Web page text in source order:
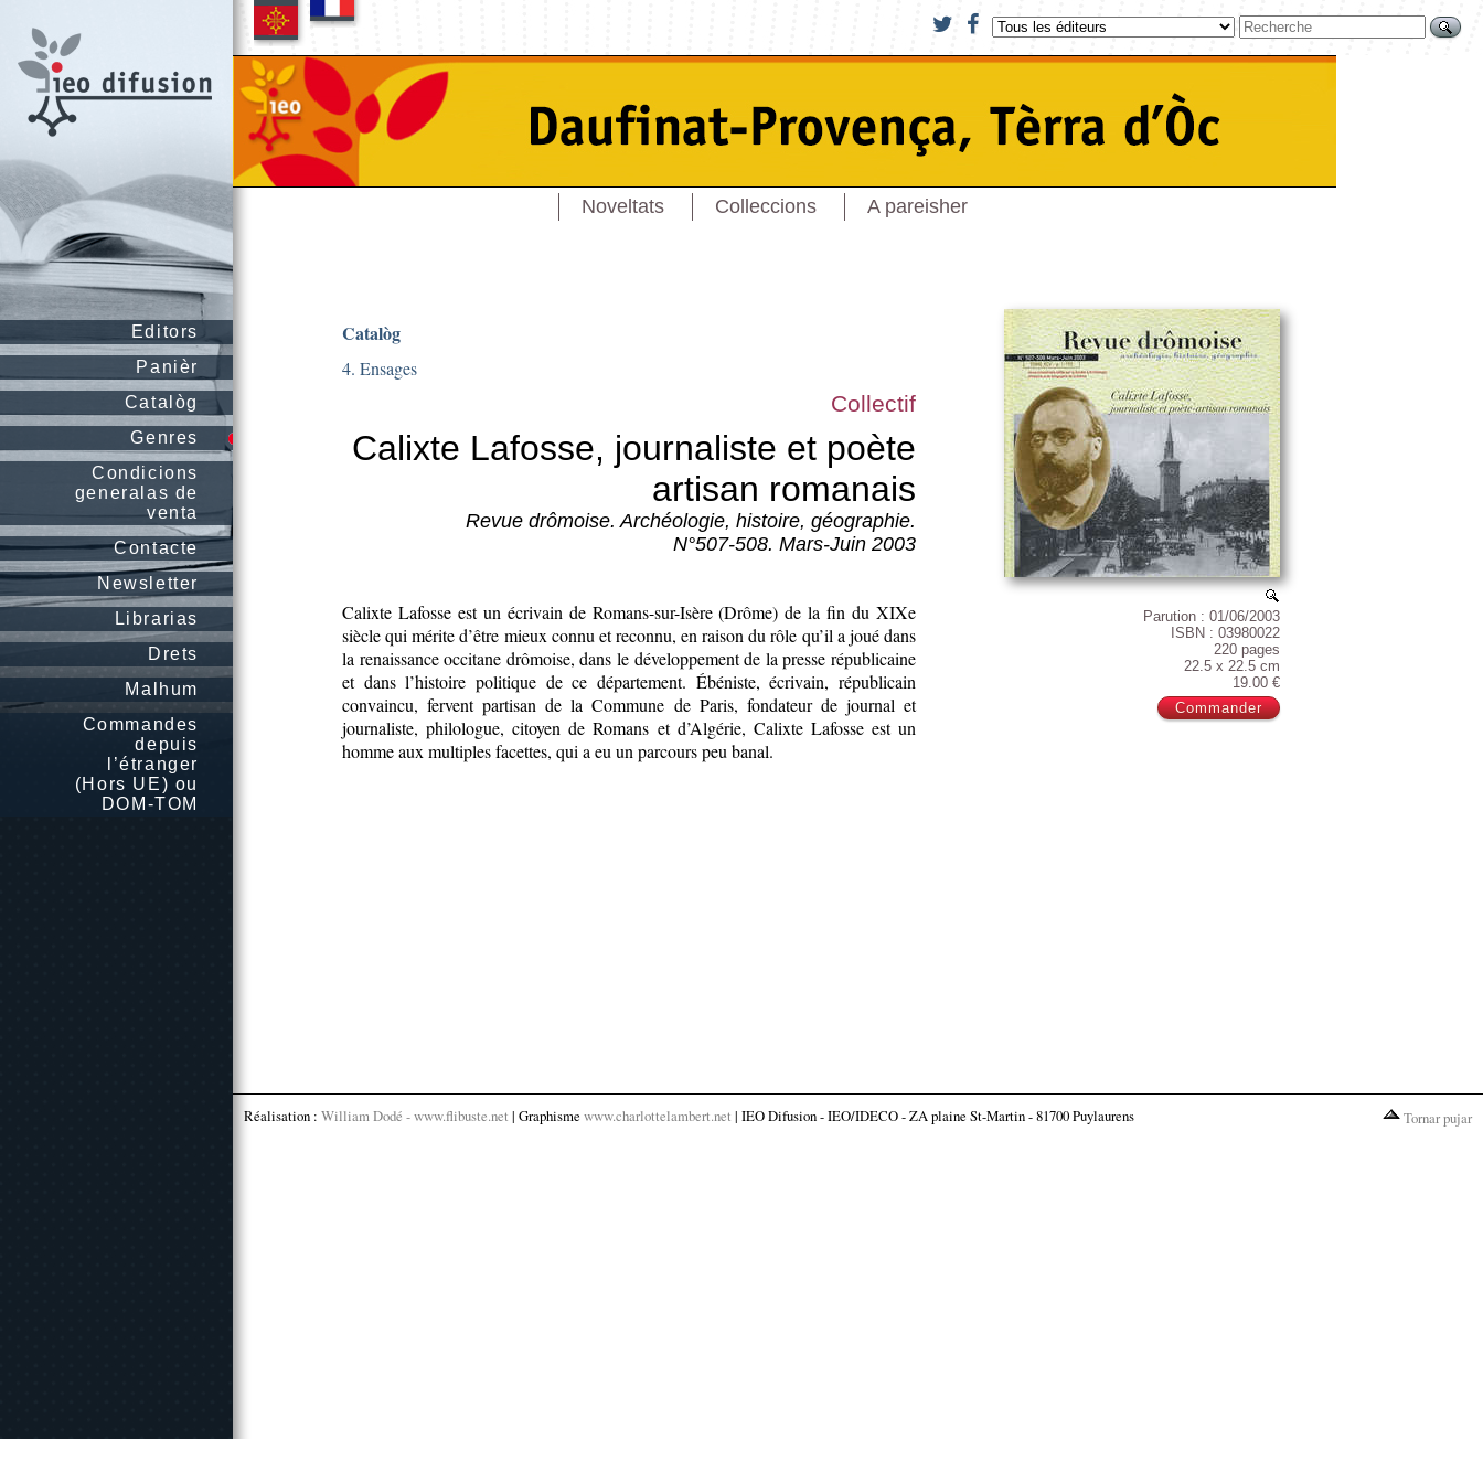
Editors
Panièr
Catalòg
Genres
Condicions
generalas de
venta
Contacte
Newsletter
Librarias
Drets
Malhum
Commandes
depuis
l’étranger
(Hors UE) ou
DOM-TOM
Noveltats Colleccions A pareisher
Parution : 01/06/2003
ISBN : 03980022
220 pages
22.5 x 22.5 cm
19.00 €
Catalòg
4. Ensages
Collectif
Calixte Lafosse, journaliste et poète
artisan romanais
Revue drômoise. Archéologie, histoire, géographie.
N°507-508. Mars-Juin 2003
Calixte Lafosse est un écrivain de Romans-sur-Isère (Drôme) de la fin du XIXe
siècle qui mérite d’être mieux connu et reconnu, en raison du rôle qu’il a joué dans
la renaissance occitane drômoise, dans le développement de la presse républicaine
et dans l’histoire politique de ce département. Ébéniste, écrivain, républicain
convaincu, fervent partisan de la Commune de Paris, fondateur de journal et
journaliste, philologue, citoyen de Romans et d’Algérie, Calixte Lafosse est un
homme aux multiples facettes, qui a eu un parcours peu banal.
Réalisation : William Dodé - www.flibuste.net | Graphisme www.charlottelambert.net | IEO Difusion - IEO/IDECO - ZA plaine St-Martin - 81700 Puylaurens Tornar pujar